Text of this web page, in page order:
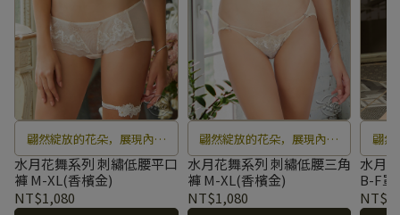
翩然綻放的花朵，展現內斂
而華美的優雅。
水月花舞系列 刺繡低腰平口
褲 M-XL(香檳金)
NT$1,080
翩然綻放的花朵，展現內斂
而華美的優雅。
水月花舞系列 刺繡低腰三角
褲 M-XL(香檳金)
NT$1,080
翩然
水月
B-F罩